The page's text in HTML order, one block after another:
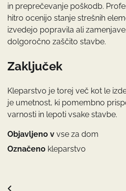
in preprečevanje poškodb.
hitro ocenijo stanje strešnih
izvedejo popravila ali
dolgoročno zaščito stavbe.
Zaključek
Kleparstvo je torej več kot le
je umetnost, ki pomembno
varnosti in lepoti vsake stavbe.
Objavljeno v vse za dom
Označeno kleparstvo